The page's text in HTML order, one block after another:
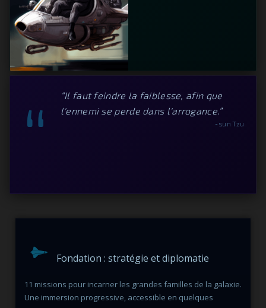
“
“Il faut feindre la faiblesse, afin que
l'ennemi se perde dans l'arrogance.”
- sun Tzu
Fondation : stratégie et diplomatie
11 missions pour incarner les grandes familles de la galaxie.
Une immersion progressive, accessible en quelques